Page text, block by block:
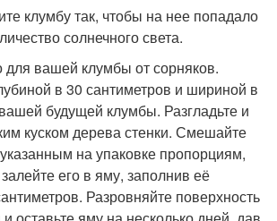
клумбу так, чтобы на нее попадало
солнечного света.
для вашей клумбы от сорняков.
в 30 сантиметров и шириной в
будущей клумбы. Разгладьте и
куском дерева стенки. Смешайте
на упаковке пропорциям,
его в яму, заполнив её
Разровняйте поверхность